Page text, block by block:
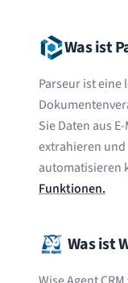
Was ist
Parseur ist eine
Sie Daten aus
extrahieren
automatisieren
Funktionen.
Was ist